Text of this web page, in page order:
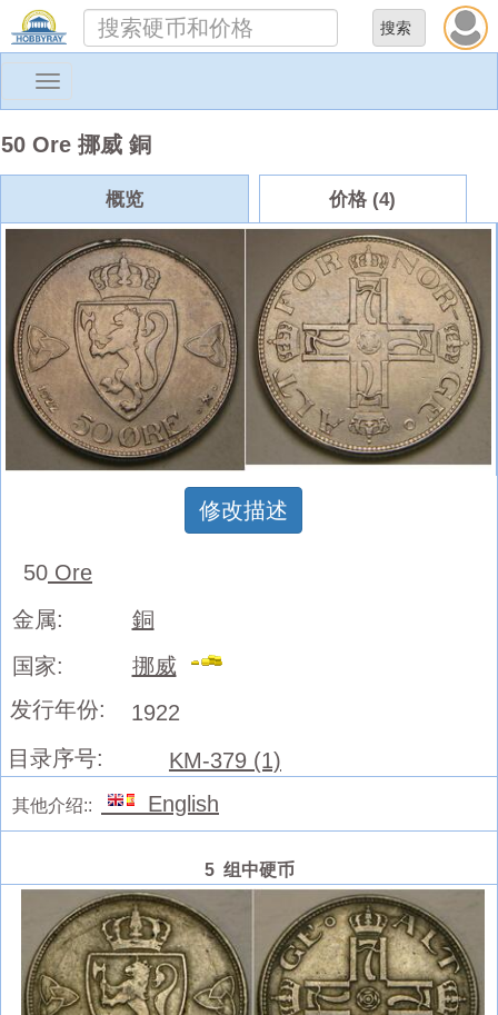
Toggle
50 Ore 挪威 銅
概览 价格 (4)
修改描述
50 Ore
金属:
銅
国家:
挪威
发行年份:
1922
目录序号:
KM-379 (1)
其他介绍:: English
5 组中硬币